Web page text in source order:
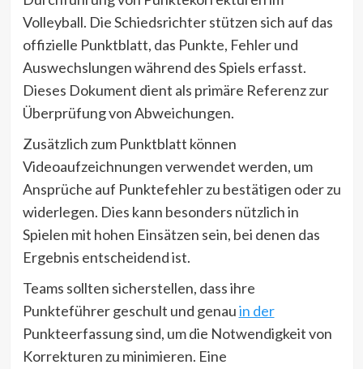
Volleyball. Die Schiedsrichter stützen sich auf das
offizielle Punktblatt, das Punkte, Fehler und
Auswechslungen während des Spiels erfasst.
Dieses Dokument dient als primäre Referenz zur
Überprüfung von Abweichungen.
Zusätzlich zum Punktblatt können
Videoaufzeichnungen verwendet werden, um
Ansprüche auf Punktefehler zu bestätigen oder zu
widerlegen. Dies kann besonders nützlich in
Spielen mit hohen Einsätzen sein, bei denen das
Ergebnis entscheidend ist.
Teams sollten sicherstellen, dass ihre
Punkteführer geschult und genauin der
Punkteerfassung sind, um die Notwendigkeit von
Korrekturen zu minimieren. Eine